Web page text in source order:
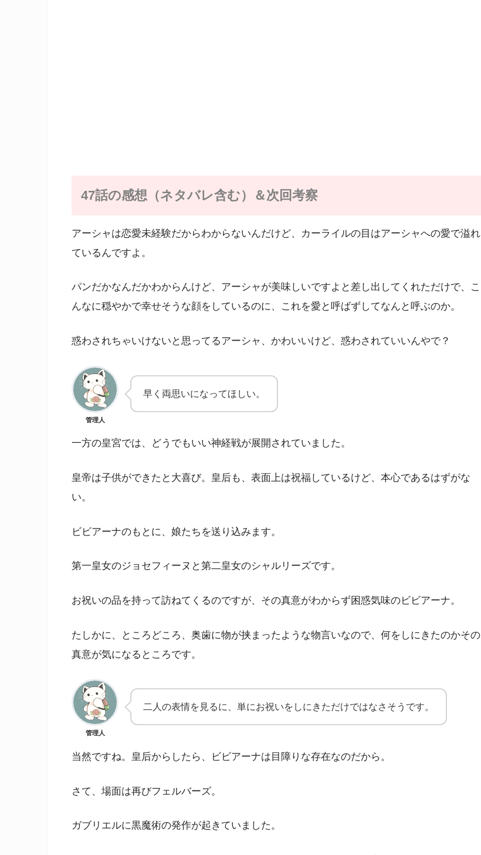
47話の感想（ネタバレ含む）＆次回考察
アーシャは恋愛未経験だからわからないんだけど、カーライルの目はアーシャへの愛で溢れ
ているんですよ。
パンだかなんだかわからんけど、アーシャが美味しいですよと差し出してくれただけで、こ
んなに穏やかで幸せそうな顔をしているのに、これを愛と呼ばずしてなんと呼ぶのか。
惑わされちゃいけないと思ってるアーシャ、かわいいけど、惑わされていいんやで？
管理人
早く両思いになってほしい。
一方の皇宮では、どうでもいい神経戦が展開されていました。
皇帝は子供ができたと大喜び。皇后も、表面上は祝福しているけど、本心であるはずがな
い。
ビビアーナのもとに、娘たちを送り込みます。
第一皇女のジョセフィーヌと第二皇女のシャルリーズです。
お祝いの品を持って訪ねてくるのですが、その真意がわからず困惑気味のビビアーナ。
たしかに、ところどころ、奥歯に物が挟まったような物言いなので、何をしにきたのかその
真意が気になるところです。
管理人
二人の表情を見るに、単にお祝いをしにきただけではなさそうです。
当然ですね。皇后からしたら、ビビアーナは目障りな存在なのだから。
さて、場面は再びフェルバーズ。
ガブリエルに黒魔術の発作が起きていました。